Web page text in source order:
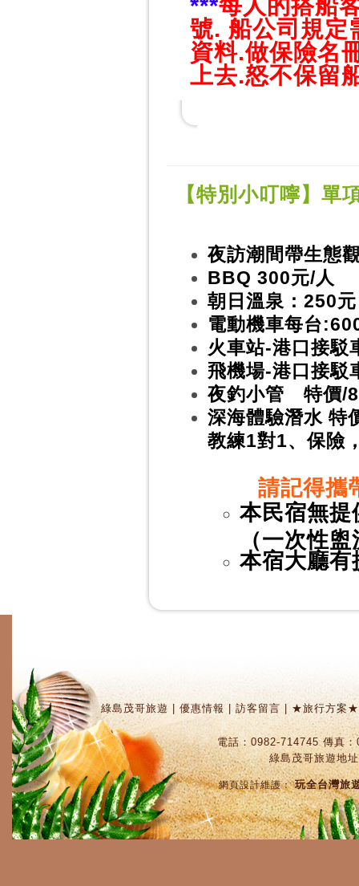
***每人的搭船
號. 船公司規定
資料.做保險名
上去.怒不保留
【特別小叮嚀】單
夜訪潮間帶生態
BBQ 300元/人
朝日溫泉：250元
電動機車每台
火車站-港口接
飛機場-港口接
夜釣小管 特價/
深海體驗潛水 特
教練1對1、保險
請記得攜
本民宿無提
（一次性
本宿大廳有
綠島茂哥旅遊 優惠情報| 訪客留言| ★旅行方案★
電話：0982-714745 傳真
綠島茂哥旅遊地
網頁設計維護：玩全台灣旅